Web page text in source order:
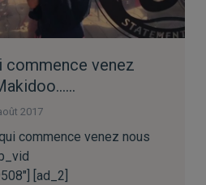
commence venez
2017
commence venez nous
[ad_2]